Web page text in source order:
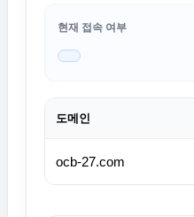
현재 접속 여부
도메인
ocb-27.com